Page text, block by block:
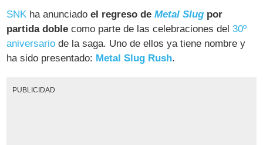
SNK ha anunciadoel regreso deMetal Slug por
partida doble como parte de las celebraciones del30º
aniversario de la saga. Uno de ellos ya tiene nombre y
ha sido presentado: Metal Slug Rush.
PUBLICIDAD